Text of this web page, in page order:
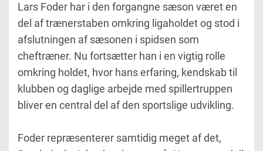
Lars Foder har i den forgangne sæson været en
del af trænerstaben omkring ligaholdet og stod i
afslutningen af sæsonen i spidsen som
cheftræner. Nu fortsætter han i en vigtig rolle
omkring holdet, hvor hans erfaring, kendskab til
klubben og daglige arbejde med spillertruppen
bliver en central del af den sportslige udvikling.
Foder repræsenterer samtidig meget af det,